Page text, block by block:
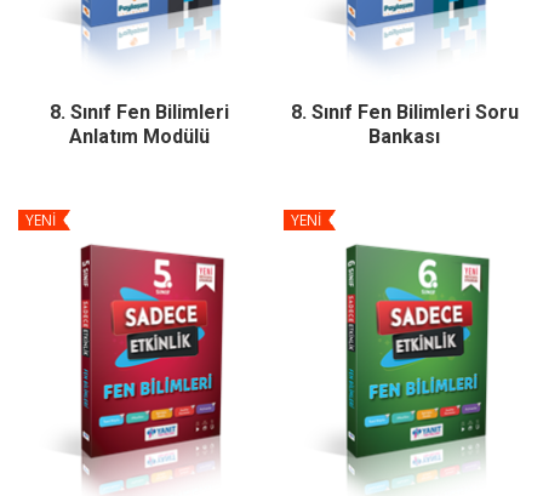
8. Sınıf Fen Bilimleri
Anlatım Modülü
8. Sınıf Fen Bilimleri Soru
Bankası
YENİ YENİ